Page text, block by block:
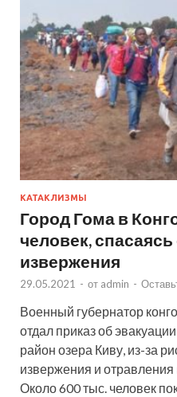
КАТАКЛИЗМЫ
Город Гома в
человек,
извержения
29.05.2021 - от admin -
Военный губернатор
отдал приказ об
район озера Киву, из-за
извержения и отравления
Около 600 тыс. человек